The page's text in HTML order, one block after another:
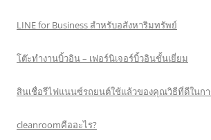
LINE for Business สำหรับอสังหาริมทรัพย์
โต๊ะทำงานบิ้วอิน – เฟอร์นิเจอร์บิ้วอินชั้นเยี่ยม
สินเชื่อรีไฟแนนซ์รถยนต์ใช้แล้วของคุณวิธีที่ดีในกา
cleanroomคืออะไร?